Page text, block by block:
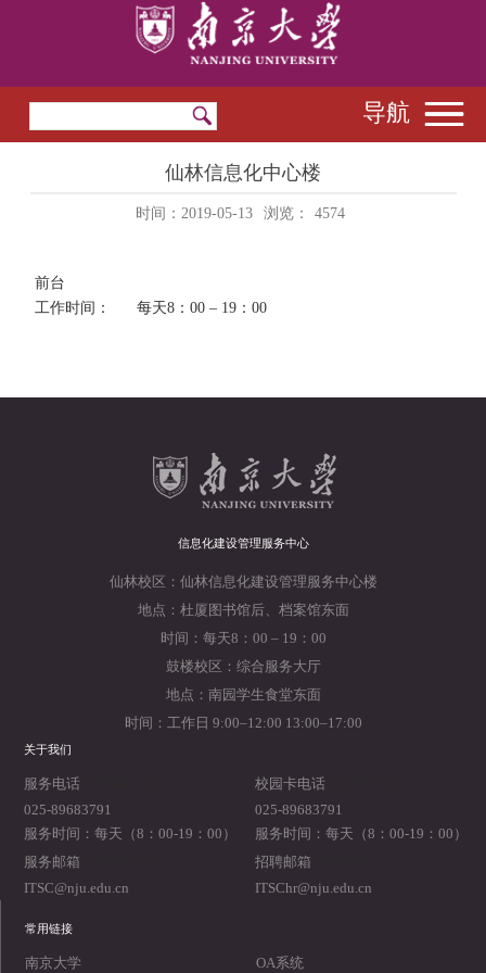
导航
仙林信息化中心楼
时间：2019-05-13 浏览： 4574
前台
工作时间： 每天8：00 – 19：00
信息化建设管理服务中心
仙林校区：仙林信息化建设管理服务中心楼
地点：杜厦图书馆后、档案馆东面
时间：每天8：00 – 19：00
鼓楼校区：综合服务大厅
地点：南园学生食堂东面
时间：工作日 9:00–12:00 13:00–17:00
关于我们
服务电话
025-89683791
服务时间：每天（8：00-19：00）
校园卡电话
025-89683791
服务时间：每天（8：00-19：00）
服务邮箱
ITSC@nju.edu.cn
招聘邮箱
ITSChr@nju.edu.cn
常用链接
南京大学 OA系统